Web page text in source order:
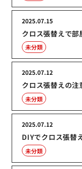
クロス張替えで
2025.07.15
未分類
クロス張替えの
2025.07.12
未分類
DIYでクロス張替
2025.07.12
未分類